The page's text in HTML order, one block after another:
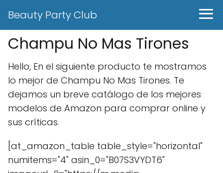
Beauty Party Club
Champu No Mas Tirones
Hello, En el siguiente producto te mostramos
lo mejor de Champu No Mas Tirones. Te
dejamos un breve catálogo de los mejores
modelos de Amazon para comprar online y
sus críticas.
[at_amazon_table table_style="horizontal"
numitems="4" asin_0="B07S3VYDT6"